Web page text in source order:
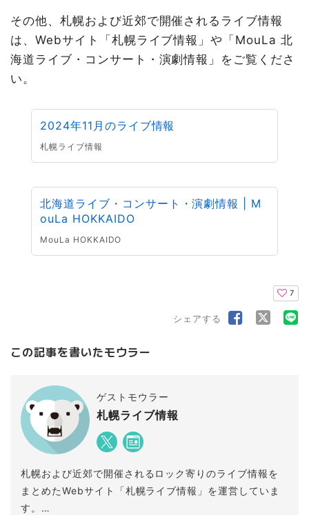
その他、札幌および近郊で開催されるライブ情報
は、Webサイト「札幌ライブ情報」や「MouLa 北
海道ライブ・コンサート・演劇情報」をご覧くださ
い。
2024年11月のライブ情報
札幌ライブ情報
北海道ライブ・コンサート・演劇情報 | M
ouLa HOKKAIDO
MouLa HOKKAIDO
7
シェアする
この記事を書いたモウラー
ゲストモウラー
札幌ライブ情報
札幌および近郊で開催されるロック寄りのライブ情報を
まとめたWebサイト「札幌ライブ情報」を運営していま
す。